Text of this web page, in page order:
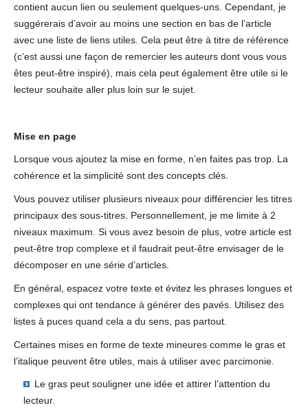
contient aucun lien ou seulement quelques-uns. Cependant, je
suggérerais d’avoir au moins une section en bas de l’article
avec une liste de liens utiles. Cela peut être à titre de référence
(c’est aussi une façon de remercier les auteurs dont vous vous
êtes peut-être inspiré), mais cela peut également être utile si le
lecteur souhaite aller plus loin sur le sujet.
Mise en page
Lorsque vous ajoutez la mise en forme, n’en faites pas trop. La
cohérence et la simplicité sont des concepts clés.
Vous pouvez utiliser plusieurs niveaux pour différencier les titres
principaux des sous-titres. Personnellement, je me limite à 2
niveaux maximum. Si vous avez besoin de plus, votre article est
peut-être trop complexe et il faudrait peut-être envisager de le
décomposer en une série d’articles.
En général, espacez votre texte et évitez les phrases longues et
complexes qui ont tendance à générer des pavés. Utilisez des
listes à puces quand cela a du sens, pas partout.
Certaines mises en forme de texte mineures comme le gras et
l’italique peuvent être utiles, mais à utiliser avec parcimonie.
Le gras peut souligner une idée et attirer l’attention du
lecteur.